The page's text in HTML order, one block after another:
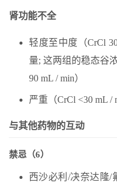
肾功能不全
轻度至中度（CrCl
量; 这两组的稳态谷
90 mL / min）
严重（CrCl <30 mL
与其他药物的互动
禁忌（6）
西沙必利/决奈达隆/